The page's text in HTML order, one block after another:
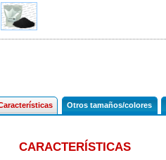
Otros tamaños/colores
CARACTERÍSTICAS